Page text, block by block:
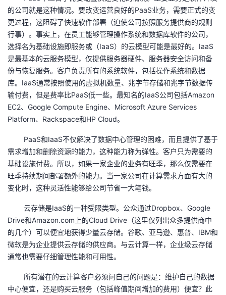
的公司就是这种情况。要改变运营良好的PaaS业务，需要正式的变
更过程，这阻碍了快速软件部署（迫使公司按照服务提供商的规则
行事）。事实上，在员工能够管理操作系统和数据库软件的公司，
选择名为基础设施即服务或（IaaS）的云模型可能是最好的。IaaS
是最基本的云服务模型，仅提供服务器硬件、服务器安全访问和备
份与恢复服务。客户负责所有的系统软件，包括操作系统和数据
库。IaaS通常按照使用的虚拟机数量、兆字节存储和兆字节数据传
输付费，但是费率比PaaS低一些。最知名的IaaS公司包括Amazon
EC2、Google Compute Engine、Microsoft Azure Services
Platform、Rackspace和HP Cloud。
PaaS和IaaS不仅解决了数据中心管理的困难，而且提供了基于
需求增加和删除资源的能力，这种能力称为弹性。客户只为需要的
基础设施付费。所以，如果一家企业的业务有旺季，那么仅需要在
旺季持续期间部署额外的能力。当一家公司在计算需求方面有大的
变化时，这种灵活性能够给公司节省一大笔钱。
云存储是IaaS的一种受限类型。公众通过Dropbox、Google
Drive和Amazon.com上的Cloud Drive（这里仅列出众多提供商中
的几个）可以便宜地获得少量云存储。谷歌、亚马逊、惠普、IBM和
微软是为企业提供云存储的供应商。与云计算一样，企业级云存储
通常也需要仔细管理性能和可用性。
所有潜在的云计算客户必须问自己的问题是：维护自己的数据
中心便宜，还是购买云服务（包括峰值期间增加的费用）便宜？此